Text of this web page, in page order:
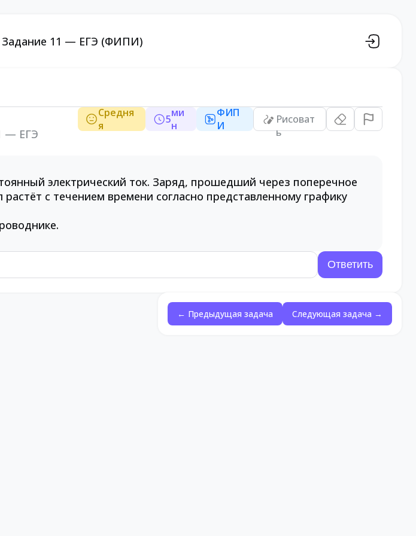
Задание 11 — ЕГЭ (ФИПИ)
— ЕГЭ
Средня
я
5ми
н
ФИП
И
Рисоват
ь
электрический ток. Заряд, прошедший через поперечное
растёт с течением времени согласно представленному графику
← Предыдущая задача Следующая задача →